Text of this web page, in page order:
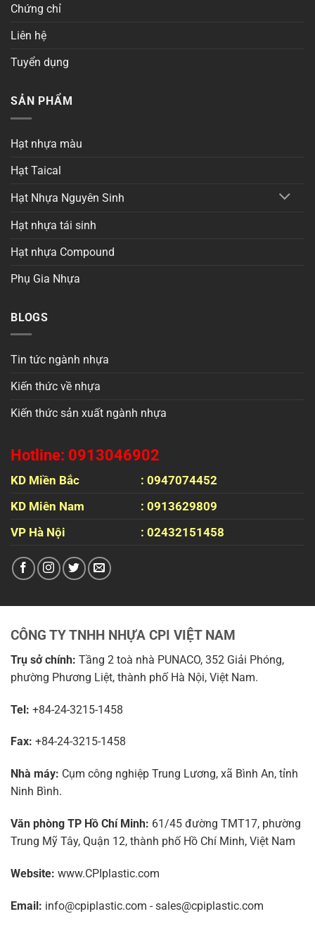
Chứng chỉ
Liên hệ
Tuyển dụng
SẢN PHẨM
Hạt nhựa màu
Hạt Taical
Hạt Nhựa Nguyên Sinh
Hạt nhựa tái sinh
Hạt nhựa Compound
Phụ Gia Nhựa
BLOGS
Tin tức ngành nhựa
Kiến thức về nhựa
Kiến thức sản xuất ngành nhựa
Hotline: 0913046902
KD Miền Bắc
: 0947074452
KD Miên Nam
: 0913629809
VP Hà Nội
: 02432151458
CÔNG TY TNHH NHỰA CPI VIỆT NAM
Trụ sở chính: Tầng 2 toà nhà PUNACO, 352 Giải Phóng,
phường Phương Liệt, thành phố Hà Nội, Việt Nam.
Tel: +84-24-3215-1458
Fax: +84-24-3215-1458
Nhà máy: Cụm công nghiệp Trung Lương, xã Bình An, tỉnh
Ninh Bình.
Văn phòng TP Hồ Chí Minh: 61/45 đường TMT17, phường
Trung Mỹ Tây, Quận 12, thành phố Hồ Chí Minh, Việt Nam
Website: www.CPIplastic.com
Email: info@cpiplastic.com - sales@cpiplastic.com